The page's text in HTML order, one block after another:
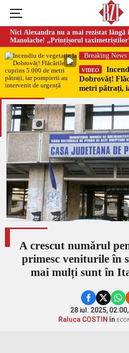
Nici Alexandra nu a mai rezistat
Manolache! „Prințișorul
doi ani de căsnicie
Breaking News
VIDEO
Dobrovăț!
metri pătrați,
de urgență
A crescut numărul
primesc veniturile în
mai mulți sunt în
28 iul. 2025, 02:00,
Raluca COSTIN în